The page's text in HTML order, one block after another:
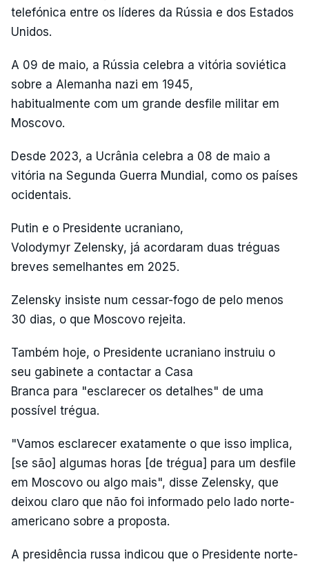
telefónica entre os líderes da Rússia e dos Estados
Unidos.
A 09 de maio, a Rússia celebra a vitória soviética
sobre a Alemanha nazi em 1945,
habitualmente com um grande desfile militar em
Moscovo.
Desde 2023, a Ucrânia celebra a 08 de maio a
vitória na Segunda Guerra Mundial, como os países
ocidentais.
Putin e o Presidente ucraniano,
Volodymyr Zelensky, já acordaram duas tréguas
breves semelhantes em 2025.
Zelensky insiste num cessar-fogo de pelo menos
30 dias, o que Moscovo rejeita.
Também hoje, o Presidente ucraniano instruiu o
seu gabinete a contactar a Casa
Branca para "esclarecer os detalhes" de uma
possível trégua.
"Vamos esclarecer exatamente o que isso implica,
[se são] algumas horas [de trégua] para um desfile
em Moscovo ou algo mais", disse Zelensky, que
deixou claro que não foi informado pelo lado norte-
americano sobre a proposta.
A presidência russa indicou que o Presidente norte-